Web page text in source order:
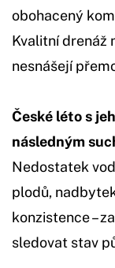
obohacený
Kvalitní drenáž
nesnášejí
České léto s
následným
Nedostatek
plodů,
konzistence –
sledovat stav